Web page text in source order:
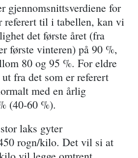
gjennomsnittsverdiene for
referert til i tabellen, kan vi
det første året (fra
første vinteren) på 90 %,
80 og 95 %. For eldre
fra det som er referert
med en årlig
(40-60 %).
laks gyter
rogn/kilo. Det vil si at